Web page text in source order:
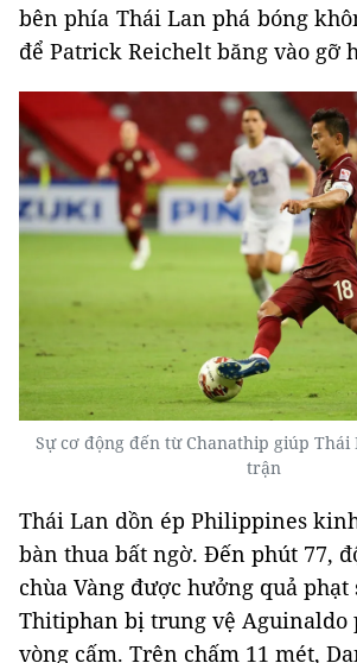
bên phía Thái Lan phá bóng
để Patrick Reichelt băng vào gỡ
Sự cơ động đến từ Chanathip giúp Thái
trận
Thái Lan dồn ép Philippines
bàn thua bất ngờ. Đến phút 77,
chùa Vàng được hưởng quả phạt
Thitiphan bị trung vệ Aguinaldo
vòng cấm. Trên chấm 11 mét,